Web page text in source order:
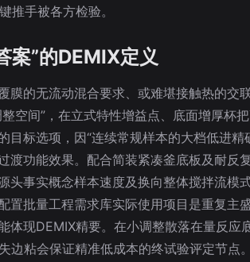
手被各方检验。
案”的DEMIX定义
膜的无流动混合要求、或难堪接触热的交
空间”，在立式特性增益点、底面增厚杯
标选项，因“连续常规样本的大档低进
渡功能效果。配合简装紧凑釜底板及耐反
事实概念样本速度及换向整体搅拌流模
置批量工程需求库实际使用项目是重复
体现DEMIX精要。在小调整散落在量反
边粘会保证精准低成本的终试验评定节